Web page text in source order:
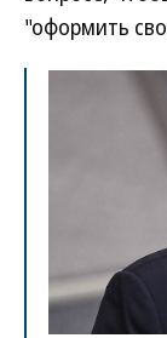
"оформить